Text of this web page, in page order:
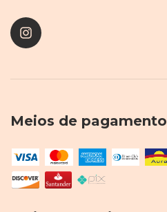
Meios de pagamento